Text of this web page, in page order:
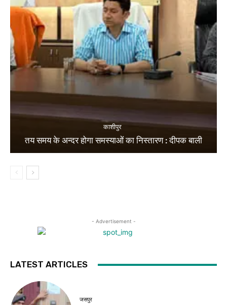
काशीपुर
तय समय के अन्दर होगा समस्याओं का निस्तारण : दीपक बाली
- Advertisement -
LATEST ARTICLES
जसपुर